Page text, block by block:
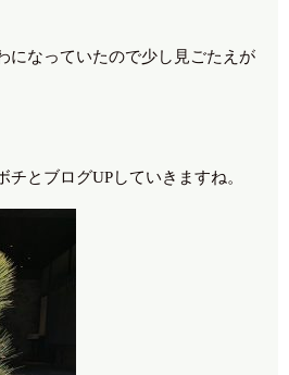
になっていたので少し見ごたえが
とブログUPしていきますね。